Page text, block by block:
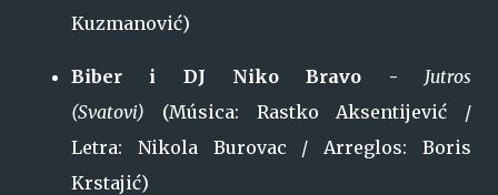
Kuzmanović)
Biber i DJ Niko Bravo - Jutros
(Svatovi) (Música: Rastko Aksentijević /
Letra: Nikola Burovac / Arreglos: Boris
Krstajić)